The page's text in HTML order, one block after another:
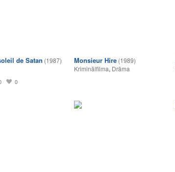
de Satan (1987)
0
Monsieur Hire (1989)
Kriminālfilma, Drāma